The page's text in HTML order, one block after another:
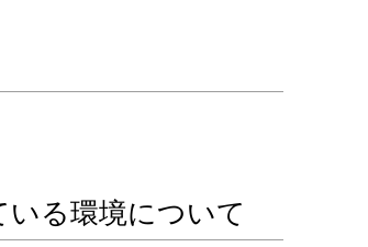
る環境について